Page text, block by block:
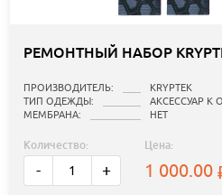
РЕМОНТНЫЙ НАБОР
ПРОИЗВОДИТЕЛЬ:
KRYPTEK
ТИП ОДЕЖДЫ:
АКСЕССУАР К
МЕМБРАНА:
НЕТ
Количество:
- +
Цена:
1 000.00